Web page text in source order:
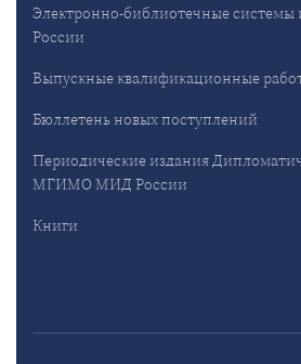
Электронно-библиотечные
России
Выпускные квалификационные
Бюллетень новых поступлений
Периодические издания
МГИМО МИД России
Книги